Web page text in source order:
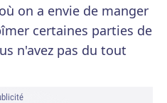
on a envie de manger
certaines parties de
n'avez pas du tout